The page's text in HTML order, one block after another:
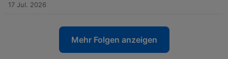
17 Jul. 2026
Mehr Folgen anzeigen